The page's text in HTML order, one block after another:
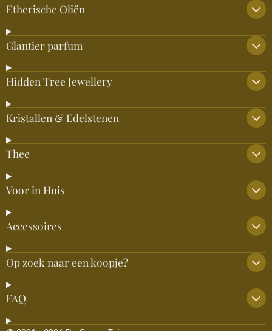
Etherische Oliën
Glantier parfum
Hidden Tree Jewellery
Kristallen & Edelstenen
Thee
Voor in Huis
Accessoires
Op zoek naar een koopje?
FAQ